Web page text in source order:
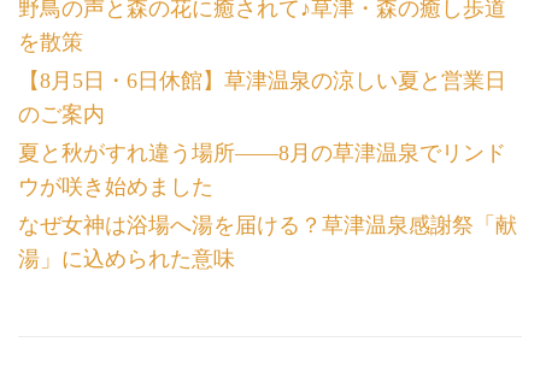
野鳥の声と森の花に癒されて♪草津・森の癒し歩道
を散策
【8月5日・6日休館】草津温泉の涼しい夏と営業日
のご案内
夏と秋がすれ違う場所――8月の草津温泉でリンド
ウが咲き始めました
なぜ女神は浴場へ湯を届ける？草津温泉感謝祭「献
湯」に込められた意味